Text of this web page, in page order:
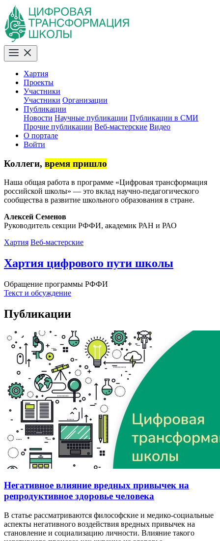
Хартия
Проекты
Участники
Участники Организации
Публикации
Новости Научные публикации Публикации в СМИ
Прочие публикации Веб-мастерские Видео
О портале
Войти
Коллеги, время пришло
Наша общая работа в программе «Цифровая трансформация
российской школы» — это вклад научно-педагогического
сообщества в развитие школьного образования в стране.
Алексей Семенов
Руководитель секции РФФИ, академик РАН и РАО
Хартия Веб-мастерские
Хартия цифрового пути школы
Обращение программы РФФИ
Текст и обсуждение
Публикации
Негативное влияние вредных привычек на
репродуктивное здоровье человека
В статье рассматриваются философские и медико-социальные
аспекты негативного воздействия вредных привычек на
становление и социализацию личности. Влияние такого